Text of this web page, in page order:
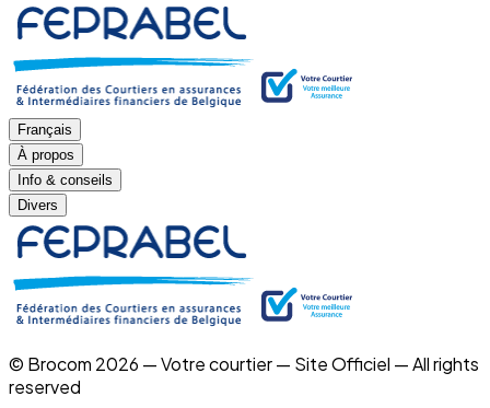
Français
À propos
Info & conseils
Divers
© Brocom 2026 — Votre courtier — Site Officiel — All rights
reserved